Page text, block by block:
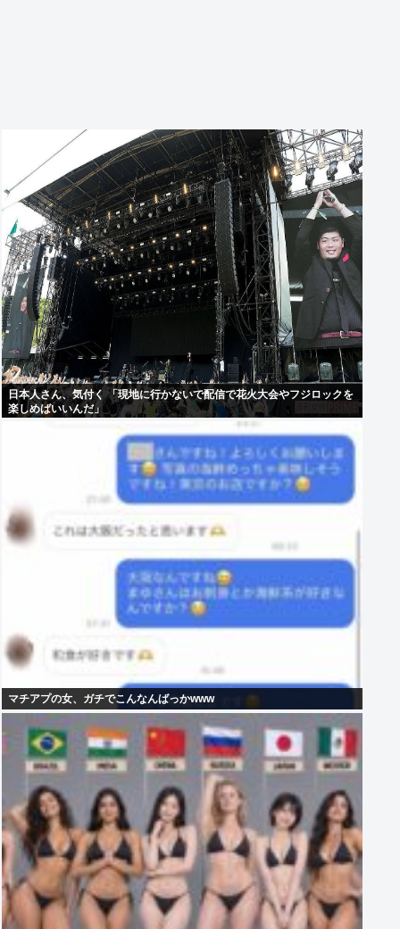
日本人さん、気付く 「現地に行かないで配信で花火大会やフジロックを
楽しめばいいんだ」
マチアプの女、ガチでこんなんばっかwww